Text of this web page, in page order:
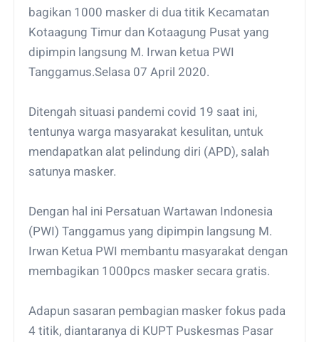
bagikan 1000 masker di dua titik Kecamatan
Kotaagung Timur dan Kotaagung Pusat yang
dipimpin langsung M. Irwan ketua PWI
Tanggamus.Selasa 07 April 2020.
Ditengah situasi pandemi covid 19 saat ini,
tentunya warga masyarakat kesulitan, untuk
mendapatkan alat pelindung diri (APD), salah
satunya masker.
Dengan hal ini Persatuan Wartawan Indonesia
(PWI) Tanggamus yang dipimpin langsung M.
Irwan Ketua PWI membantu masyarakat dengan
membagikan 1000pcs masker secara gratis.
Adapun sasaran pembagian masker fokus pada
4 titik, diantaranya di KUPT Puskesmas Pasar